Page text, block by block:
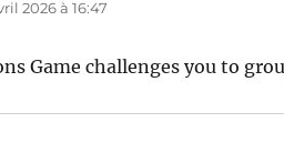
2026 à 16:47
Game challenges you to